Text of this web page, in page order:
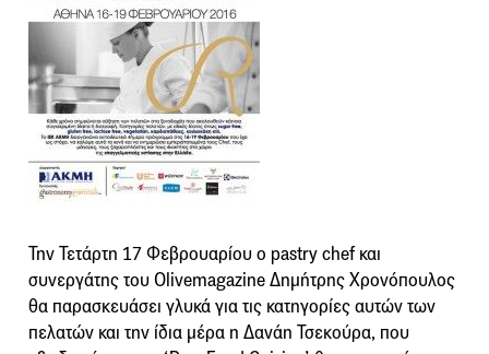
Την Τετάρτη 17 Φεβρουαρίου ο pastry chef και
συνεργάτης του Olivemagazine Δημήτρης Χρονόπουλος
θα παρασκευάσει γλυκά για τις κατηγορίες αυτών των
πελατών και την ίδια μέρα η Δανάη Τσεκούρα, που